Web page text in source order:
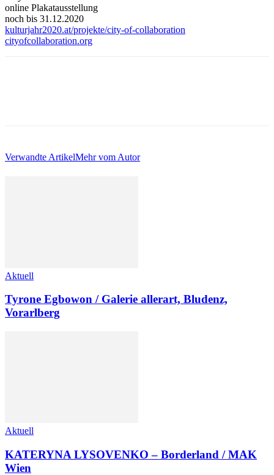
online Plakatausstellung
noch bis 31.12.2020
kulturjahr2020.at/projekte/city-of-collaboration
cityofcollaboration.org
Verwandte ArtikelMehr vom Autor
Aktuell
Tyrone Egbowon / Galerie allerart, Bludenz,
Vorarlberg
Aktuell
KATERYNA LYSOVENKO – Borderland / MAK
Wien